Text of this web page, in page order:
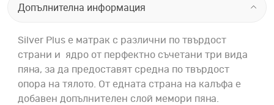
Допълнителна информация
Silver Plus е матрак с различни по твърдост
страни и ядро от перфектно съчетани три вида
пяна, за да предоставят средна по твърдост
опора на тялото. От едната страна на калъфа е
добавен допълнителен слой мемори пяна.